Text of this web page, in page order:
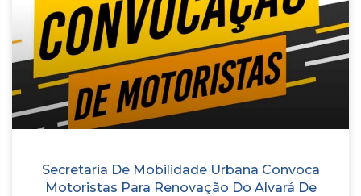
Secretaria De Mobilidade Urbana Convoca
Motoristas Para Renovação Do Alvará De